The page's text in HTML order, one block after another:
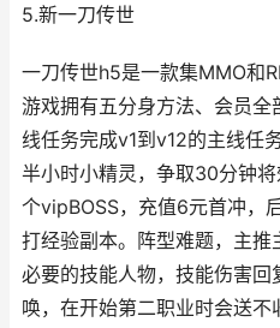
5.新一刀传世
一刀传世h5是一款集MMO和
游戏拥有五分身方法、会员
线任务完成v1到v12的主线任
半小时小精灵，争取30分钟
个vipBOSS，充值6元首冲，
打经验副本。阵型难题，主
必要的技能人物，技能伤害回
唤，在开始第二职业时会送